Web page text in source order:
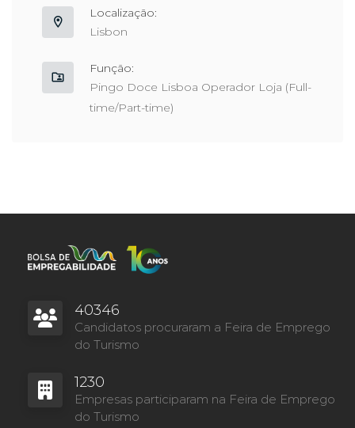
Localização:
Lisbon
Função:
Pingo Doce Lisboa Operador Loja (Full-
time/Part-time)
40346
Candidatos procuraram a Feira de Emprego
do Turismo
1230
Empresas participaram na Feira de Emprego
do Turismo